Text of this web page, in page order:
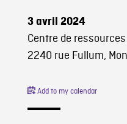
3 avril 2024
Centre de
2240 rue Fullum,
Add to my calendar